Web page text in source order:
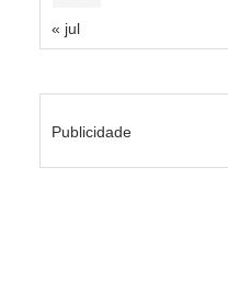
« jul
Publicidade